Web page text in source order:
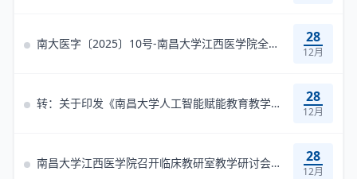
南大医字〔2025〕10号-南昌大学江西医学院全国医学院校临床医学专业水平... 28
12月
转：关于印发《南昌大学人工智能赋能教育教学高质量发展行动方案》的通知 28
12月
南昌大学江西医学院召开临床教研室教学研讨会推进同质化教学实质性进展 28
12月